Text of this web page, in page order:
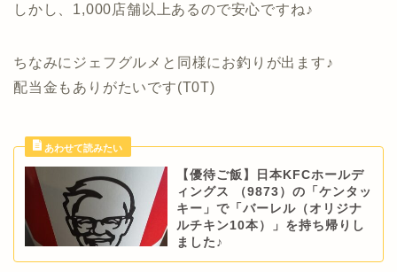
しかし、1,000店舗以上あるので安心ですね♪
ちなみにジェフグルメと同様にお釣りが出ます♪
配当金もありがたいです(T0T)
【優待ご飯】日本KFCホールデ
ィングス （9873）の「ケンタッ
キー」で「バーレル（オリジナ
ルチキン10本）」を持ち帰りし
ました♪